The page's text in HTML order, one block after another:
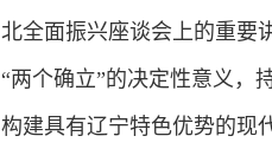
北全面振兴座谈会上的重要
“两个确立”的决定性意义，
构建具有辽宁特色优势的现